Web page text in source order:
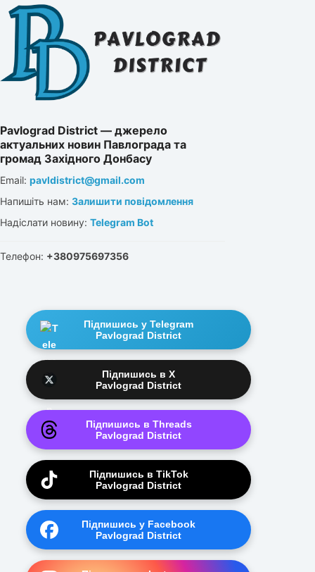
Pavlograd District — джерело
актуальних новин Павлограда та
громад Західного Донбасу
Email: pavldistrict@gmail.com
Напишіть нам: Залишити повідомлення
Надіслати новину: Telegram Bot
Телефон: +380975697356
Підпишись у Telegram
Pavlograd District
Підпишись в X
Pavlograd District
Підпишись в Threads
Pavlograd District
Підпишись в TikTok
Pavlograd District
Підпишись у Facebook
Pavlograd District